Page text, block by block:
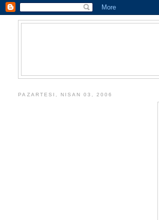
PAZARTESI, NISAN 03, 2006